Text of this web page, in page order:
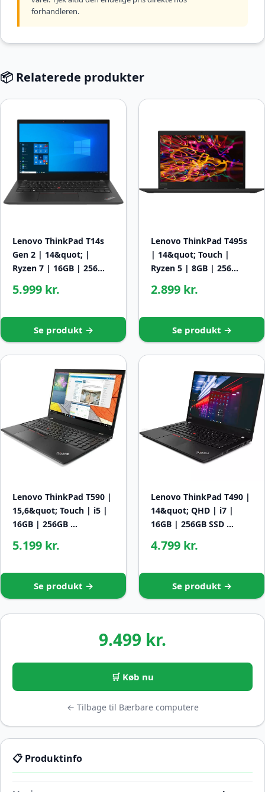
forhandleren.
📦 Relaterede produkter
Lenovo ThinkPad T14s
Gen 2 | 14&quot; |
Ryzen 7 | 16GB | 256…
5.999 kr.
Se produkt →
Lenovo ThinkPad T495s
| 14&quot; Touch |
Ryzen 5 | 8GB | 256…
2.899 kr.
Se produkt →
Lenovo ThinkPad T590 |
15,6&quot; Touch | i5 |
16GB | 256GB …
5.199 kr.
Se produkt →
Lenovo ThinkPad T490 |
14&quot; QHD | i7 |
16GB | 256GB SSD …
4.799 kr.
Se produkt →
9.499 kr.
🛒 Køb nu
← Tilbage til Bærbare computere
📋 Produktinfo